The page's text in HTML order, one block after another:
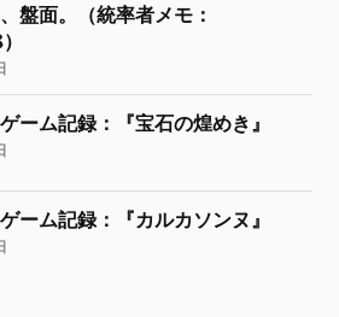
盤面。（統率者メモ：
ーム記録：『宝石の煌めき』
ーム記録：『カルカソンヌ』